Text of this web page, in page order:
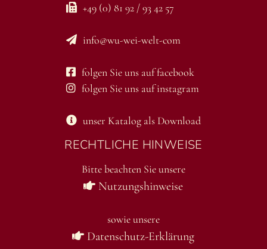
+49 (0) 81 92 / 93 42 57
info@wu-wei-welt-com
folgen Sie uns auf facebook
folgen Sie uns auf instagram
unser Katalog als Download
RECHTLICHE HINWEISE
Bitte beachten Sie unsere
Nutzungshinweise
sowie unsere
Datenschutz-Erklärung